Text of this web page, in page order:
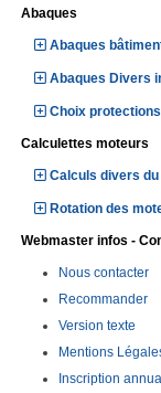
Abaques
Abaques
Abaques Divers
Choix
Calculettes moteurs
Calculs divers
Rotation des
Webmaster infos -
Nous contacter
Recommander
Version texte
Mentions
Inscription